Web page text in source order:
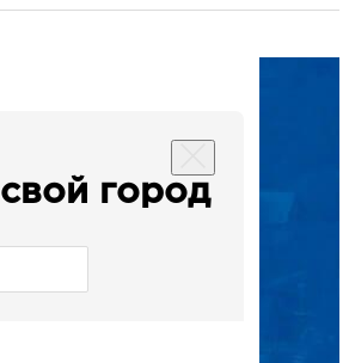
город